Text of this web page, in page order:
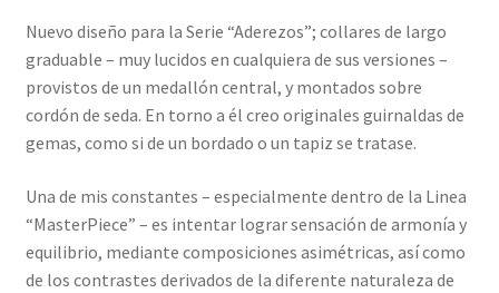
Nuevo diseño para la Serie “Aderezos”; collares de largo
graduable – muy lucidos en cualquiera de sus versiones –
provistos de un medallón central, y montados sobre
cordón de seda. En torno a él creo originales guirnaldas de
gemas, como si de un bordado o un tapiz se tratase.
Una de mis constantes – especialmente dentro de la Linea
“MasterPiece” – es intentar lograr sensación de armonía y
equilibrio, mediante composiciones asimétricas, así como
de los contrastes derivados de la diferente naturaleza de